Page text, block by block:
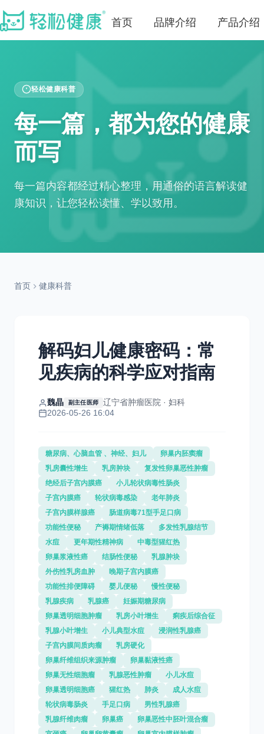
首页 品牌介绍 产品介绍
轻松健康科普
每一篇，都为您的健康
而写
每一篇内容都经过精心整理，用通俗的语言解读健
康知识，让您轻松读懂、学以致用。
首页 健康科普
解码妇儿健康密码：常
见疾病的科学应对指南
魏晶 副主任医师
辽宁省肿瘤医院 · 妇科
2026-05-26 16:04
糖尿病、心脑血管 、神经、妇儿
卵巢内胚窦瘤
乳房囊性增生
乳房肿块
复发性卵巢恶性肿瘤
绝经后子宫内膜癌
小儿轮状病毒性肠炎
子宫内膜癌
轮状病毒感染
老年肺炎
子宫内膜样腺癌
肠道病毒71型手足口病
功能性便秘
产褥期情绪低落
多发性乳腺结节
水痘
更年期性精神病
中毒型猩红热
卵巢浆液性癌
结肠性便秘
乳腺肿块
外伤性乳房血肿
晚期子宫内膜癌
功能性排便障碍
婴儿便秘
慢性便秘
乳腺疾病
乳腺癌
妊娠期糖尿病
卵巢透明细胞肿瘤
乳房小叶增生
痢疾后综合征
乳腺小叶增生
小儿典型水痘
浸润性乳腺癌
子宫内膜间质肉瘤
乳房硬化
卵巢纤维组织来源肿瘤
卵巢黏液性癌
卵巢无性细胞瘤
乳腺恶性肿瘤
小儿水痘
卵巢透明细胞癌
猩红热 肺炎
成人水痘
轮状病毒肠炎
手足口病
男性乳腺癌
乳腺纤维肉瘤
卵巢癌
卵巢恶性中胚叶混合瘤